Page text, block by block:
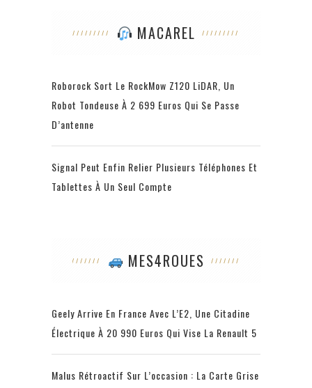
MACAREL
Roborock Sort Le RockMow Z120 LiDAR, Un
Robot Tondeuse À 2 699 Euros Qui Se Passe
D’antenne
Signal Peut Enfin Relier Plusieurs Téléphones Et
Tablettes À Un Seul Compte
MES4ROUES
Geely Arrive En France Avec L’E2, Une Citadine
Électrique À 20 990 Euros Qui Vise La Renault 5
Malus Rétroactif Sur L’occasion : La Carte Grise